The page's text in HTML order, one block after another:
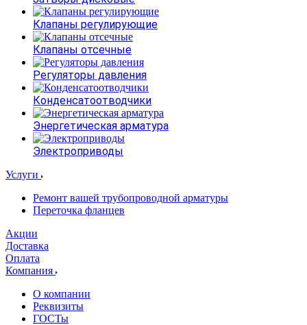
Клапаны регулирующие
Клапаны отсечные
Регуляторы давления
Конденсатоотводчики
Энергетическая арматура
Электроприводы
Услуги
Ремонт вашей трубопроводной арматуры
Переточка фланцев
Акции
Доставка
Оплата
Компания
О компании
Реквизиты
ГОСТы